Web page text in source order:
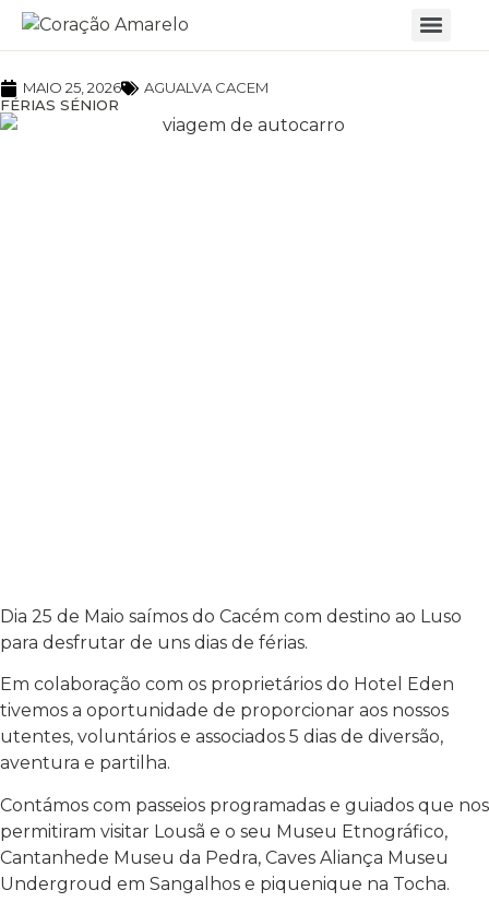
MAIO 25, 2026
AGUALVA CACEM
FÉRIAS SÉNIOR
Dia 25 de Maio saímos do Cacém com destino ao Luso
para desfrutar de uns dias de férias.
Em colaboração com os proprietários do Hotel Eden
tivemos a oportunidade de proporcionar aos nossos
utentes, voluntários e associados 5 dias de diversão,
aventura e partilha.
Contámos com passeios programadas e guiados que nos
permitiram visitar Lousã e o seu Museu Etnográfico,
Cantanhede Museu da Pedra, Caves Aliança Museu
Undergroud em Sangalhos e piquenique na Tocha.